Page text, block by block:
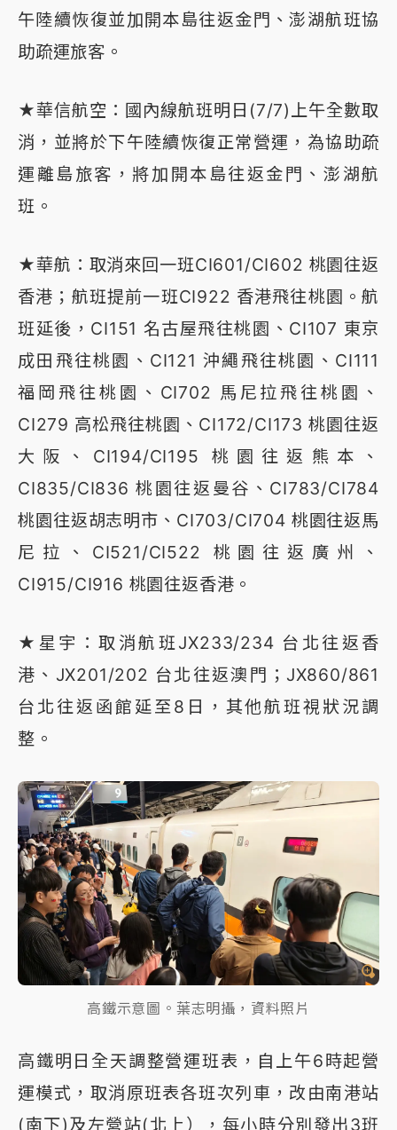
午陸續恢復並加開本島往返金門、澎湖航班協
助疏運旅客。
★華信航空：國內線航班明日(7/7)上午全數取
消，並將於下午陸續恢復正常營運，為協助疏
運離島旅客，將加開本島往返金門、澎湖航
班。
★華航：取消來回一班CI601/CI602 桃園往返
香港；航班提前一班CI922 香港飛往桃園。航
班延後，CI151 名古屋飛往桃園、CI107 東京
成田飛往桃園、CI121 沖繩飛往桃園、CI111
福岡飛往桃園、CI702 馬尼拉飛往桃園、
CI279 高松飛往桃園、CI172/CI173 桃園往返
大阪、CI194/CI195 桃園往返熊本、
CI835/CI836 桃園往返曼谷、CI783/CI784
桃園往返胡志明市、CI703/CI704 桃園往返馬
尼拉、CI521/CI522 桃園往返廣州、
CI915/CI916 桃園往返香港。
★星宇：取消航班JX233/234 台北往返香
港、JX201/202 台北往返澳門；JX860/861
台北往返函館延至8日，其他航班視狀況調
整。
高鐵示意圖。葉志明攝，資料照片
高鐵明日全天調整營運班表，自上午6時起營
運模式，取消原班表各班次列車，改由南港站
(南下)及左營站(北上），每小時分別發出3班